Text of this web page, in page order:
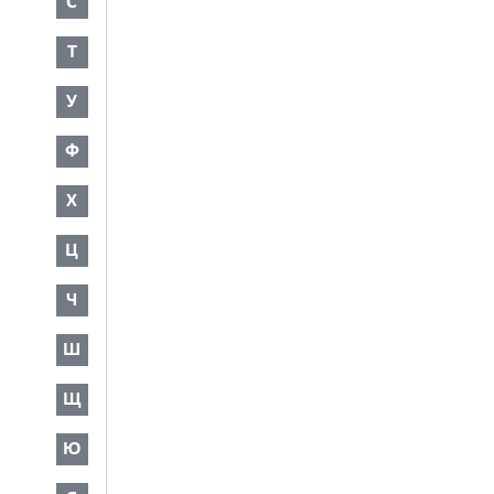
Т
У
Ф
Х
Ц
Ч
Ш
Щ
Ю